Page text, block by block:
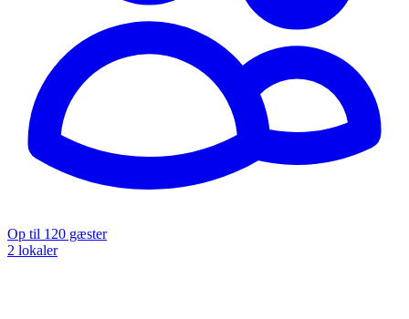
Op til 120 gæster
2 lokaler